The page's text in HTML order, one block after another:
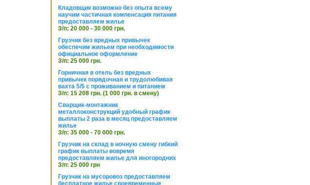
Кладовщик возможно без опыта всему
научим частичная компенсация питания
предоставляем жилье
З/п: 20 000 - 30 000 грн.
Грузчик без вредных привычек
обеспечим жильем при необходимости
официальное оформление
З/п: 25 000 грн.
Горничная в отель без вредных
привычек порядочная и трудолюбивая
вахта 5/5 с проживанием и питанием
З/п: 15 208 грн. (1 000 грн. в смену)
Сварщик-монтажник
металлоконструкций удобный график
выплаты 2 раза в месяц предоставляем
жилье
З/п: 35 000 - 70 000 грн.
Грузчик на склад в ночную смену гибкий
график выплаты вовремя
предоставляем жилье для иногородних
З/п: 25 000 грн
Грузчик на мусоровоз предоставляем
бесплатное жилье своевременные